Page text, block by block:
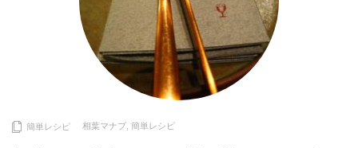
簡単レシピ 相葉マナブ 簡単レシピ